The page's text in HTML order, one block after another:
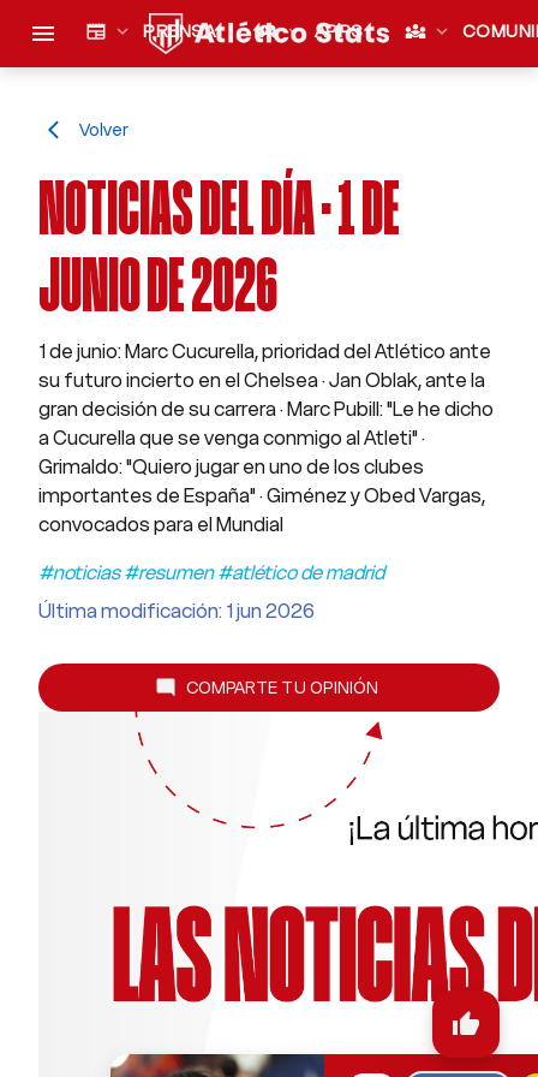
menu newspaper expand_more PRENSA sports_esports expand_more APPS diversity_3 expand_more
thumb_up
arrow_back_ios Volver
NOTICIAS DEL DÍA · 1 DE
JUNIO DE 2026
1 de junio: Marc Cucurella, prioridad del Atlético ante
su futuro incierto en el Chelsea · Jan Oblak, ante la
gran decisión de su carrera · Marc Pubill: "Le he dicho
a Cucurella que se venga conmigo al Atleti" ·
Grimaldo: "Quiero jugar en uno de los clubes
importantes de España" · Giménez y Obed Vargas,
convocados para el Mundial
#noticias #resumen #atlético de madrid
Última modificación: 1 jun 2026
mode_comment COMPARTE TU OPINIÓN